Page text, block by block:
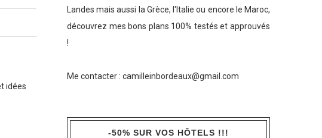
idées
Landes mais aussi la Grèce, l'Italie ou encore le Maroc,
découvrez mes bons plans 100% testés et approuvés
!
Me contacter : camilleinbordeaux@gmail.com
-50% SUR VOS HÔTELS !!!